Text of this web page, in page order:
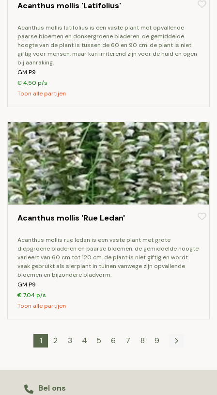
Acanthus mollis 'Latifolius'
acanthus mollis latifolius is een vaste plant met opvallende
paarse bloemen en donkergroene bladeren. de gemiddelde
hoogte van de plant is tussen de 60 en 90 cm. de plant is niet
giftig voor mensen, maar kan irriterend zijn voor de huid en ogen
bij aanraking.
GM P9
€ 4,50 p/s
Toon alle partijen
Acanthus mollis 'Rue Ledan'
acanthus mollis rue ledan is een vaste plant met grote
diepgroene bladeren en paarse bloemen. de gemiddelde hoogte
varieert van 60 cm tot 120 cm. de plant is niet giftig en wordt
vaak gebruikt als sierplant in tuinen vanwege zijn opvallende
bloemen en bijzondere bladvorm.
GM P9
€ 7,04 p/s
Toon alle partijen
1 2 3 4 5 6 7 8 9
Bel ons